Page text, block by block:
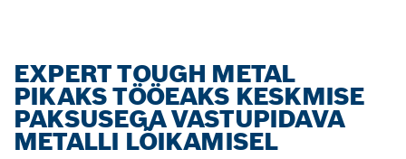
EXPERT TOUGH METAL
PIKAKS TÖÖEAKS KESKMISE
PAKSUSEGA VASTUPIDAVA
METALLI LÕIKAMISEL